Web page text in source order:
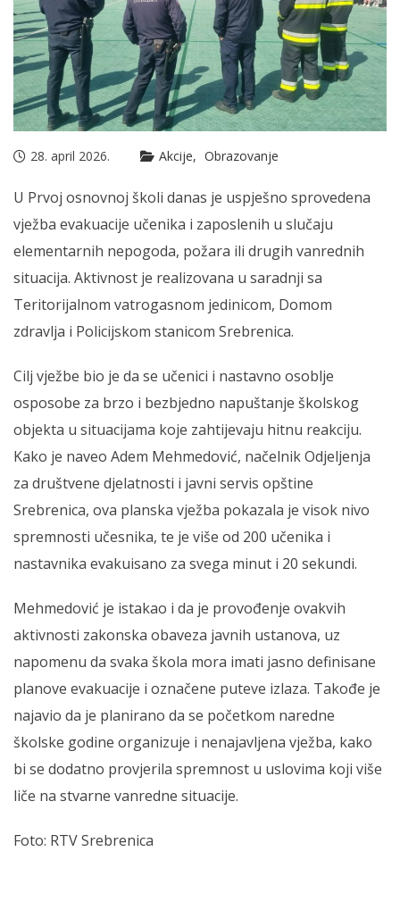
28. april 2026. Akcije Obrazovanje
U Prvoj osnovnoj školi danas je uspješno sprovedena
vježba evakuacije učenika i zaposlenih u slučaju
elementarnih nepogoda, požara ili drugih vanrednih
situacija. Aktivnost je realizovana u saradnji sa
Teritorijalnom vatrogasnom jedinicom, Domom
zdravlja i Policijskom stanicom Srebrenica.
Cilj vježbe bio je da se učenici i nastavno osoblje
osposobe za brzo i bezbjedno napuštanje školskog
objekta u situacijama koje zahtijevaju hitnu reakciju.
Kako je naveo Adem Mehmedović, načelnik Odjeljenja
za društvene djelatnosti i javni servis opštine
Srebrenica, ova planska vježba pokazala je visok nivo
spremnosti učesnika, te je više od 200 učenika i
nastavnika evakuisano za svega minut i 20 sekundi.
Mehmedović je istakao i da je provođenje ovakvih
aktivnosti zakonska obaveza javnih ustanova, uz
napomenu da svaka škola mora imati jasno definisane
planove evakuacije i označene puteve izlaza. Takođe je
najavio da je planirano da se početkom naredne
školske godine organizuje i nenajavljena vježba, kako
bi se dodatno provjerila spremnost u uslovima koji više
liče na stvarne vanredne situacije.
Foto: RTV Srebrenica